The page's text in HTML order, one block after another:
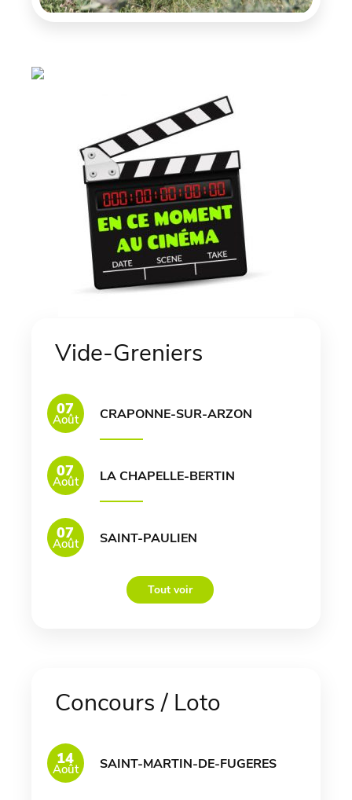
Vide-Greniers
07
Août CRAPONNE-SUR-ARZON
07
Août LA CHAPELLE-BERTIN
07
Août SAINT-PAULIEN
Tout voir
Concours / Loto
14
Août SAINT-MARTIN-DE-FUGERES